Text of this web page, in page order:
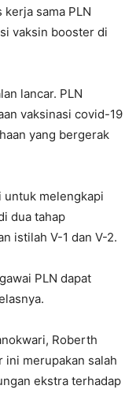
sama PLN
vaksin booster di
lancar. PLN
vaksinasi covid-19
yang bergerak
untuk melengkapi
dua tahap
istilah V-1 dan V-2.
PLN dapat
Roberth
ini merupakan salah
ekstra terhadap